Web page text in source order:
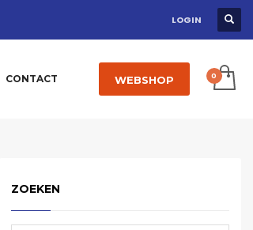
LOGIN
CONTACT WEBSHOP
ZOEKEN